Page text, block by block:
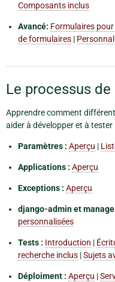
Composants inclus
Avancé: Formulaires
de formulaires |
Le processus
Apprendre comment
aider à développer et à
Paramètres : Aperçu |
Applications : Aperçu
Exceptions : Aperçu
django-admin et
personnalisées
Tests : Introduction |
recherche inclus |Sujets
Déploiment : Aperçu |